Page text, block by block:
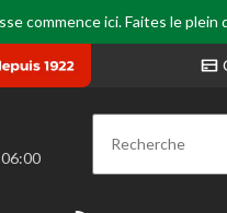
commence ici. Faites le
⋅ Ouverture à 06:00 Recherche